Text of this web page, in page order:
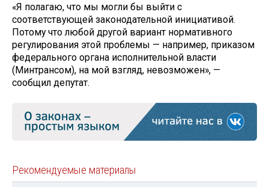
«Я полагаю, что мы могли бы выйти с
соответствующей законодательной инициативой.
Потому что любой другой вариант нормативного
регулирования этой проблемы — например, приказом
федерального органа исполнительной власти
(Минтрансом), на мой взгляд, невозможен», —
сообщил депутат.
Рекомендуемые материалы